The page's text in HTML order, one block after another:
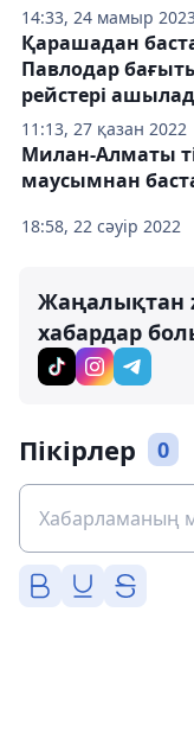
14:33, 24 мамыр
11:13, 27 қазан 2022
Қарашадан
Павлодар
рейстері
18:58, 22 сәуір 2022
Милан-Алматы
маусымнан
Жаңалықтан
хабардар
Пікірлер 0